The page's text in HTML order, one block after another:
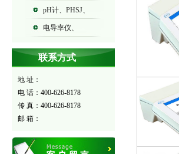
定仪BOD-573
pH计、PHSJ、
PHS、PHB系列
电导率仪、
联系方式
地 址：
电 话：400-626-8178
传 真：400-626-8178
邮 箱：